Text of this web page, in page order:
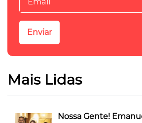
Mais Lidas
Nossa Gente!